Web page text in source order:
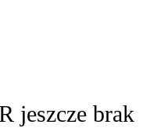
jeszcze brak